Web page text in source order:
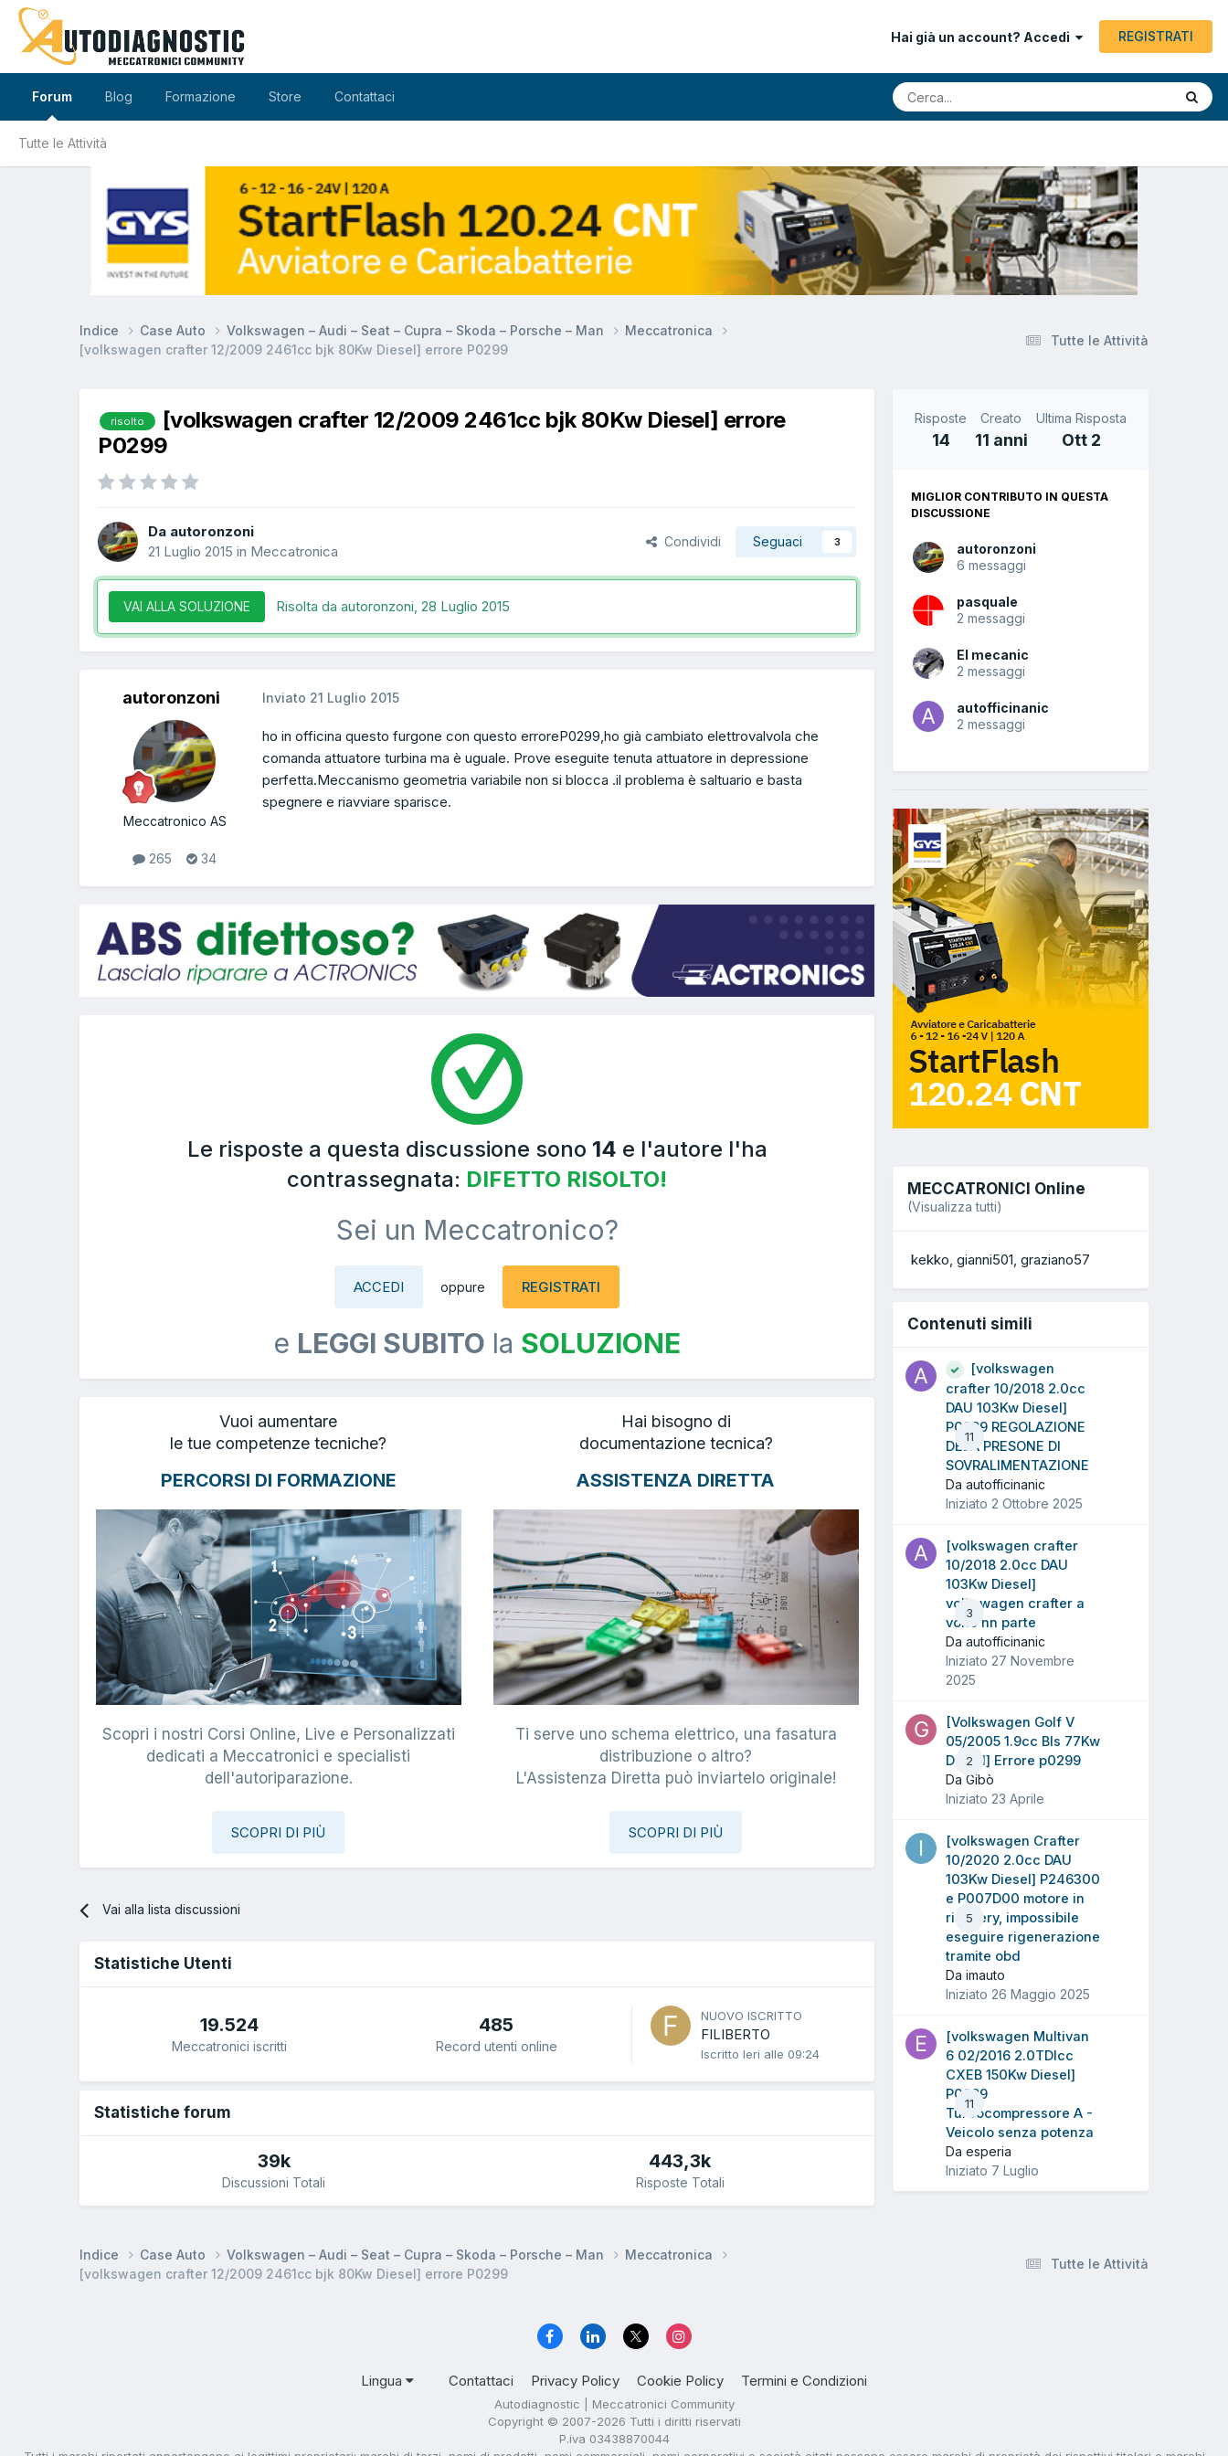
Hai già un account? Accedi REGISTRATI
Forum
Tutte le Attività
Blog Formazione Store Contattaci
Tutte le Attività
Indice Case Auto Volkswagen – Audi – Seat – Cupra – Skoda – Porsche – Man
Meccatronica
[volkswagen crafter 12/2009 2461cc bjk 80Kw Diesel] errore P0299
risolto
[volkswagen crafter 12/2009 2461cc bjk 80Kw Diesel] errore
P0299
Da autoronzoni
21 Luglio 2015 in Meccatronica
Condividi Seguaci 3
VAI ALLA SOLUZIONE Risolta da autoronzoni, 28 Luglio 2015
autoronzoni
Meccatronico AS
265 34
Inviato 21 Luglio 2015
ho in officina questo furgone con questo erroreP0299,ho già cambiato elettrovalvola che
comanda attuatore turbina ma è uguale. Prove eseguite tenuta attuatore in depressione
perfetta.Meccanismo geometria variabile non si blocca .il problema è saltuario e basta
spegnere e riavviare sparisce.
Le risposte a questa discussione sono 14 e l'autore l'ha
contrassegnata: DIFETTO RISOLTO!
Sei un Meccatronico?
ACCEDI oppure REGISTRATI
e LEGGI SUBITO la SOLUZIONE
Vuoi aumentare
le tue competenze tecniche?
PERCORSI DI FORMAZIONE
Scopri i nostri Corsi Online, Live e Personalizzati
dedicati a Meccatronici e specialisti
dell'autoriparazione.
SCOPRI DI PIÙ
Hai bisogno di
documentazione tecnica?
ASSISTENZA DIRETTA
Ti serve uno schema elettrico, una fasatura
distribuzione o altro?
L'Assistenza Diretta può inviartelo originale!
SCOPRI DI PIÙ
Vai alla lista discussioni
Statistiche Utenti
19.524
Meccatronici iscritti
485
Record utenti online
NUOVO ISCRITTO
FILIBERTO
Iscritto Ieri alle 09:24
Statistiche forum
39k
Discussioni Totali
443,3k
Risposte Totali
Risposte
14
Creato
11 anni
Ultima Risposta
Ott 2
MIGLIOR CONTRIBUTO IN QUESTA
DISCUSSIONE
autoronzoni
6 messaggi
pasquale
2 messaggi
El mecanic
2 messaggi
autofficinanic
2 messaggi
MECCATRONICI Online
(Visualizza tutti)
kekko gianni501 graziano57
Contenuti simili
11
[volkswagen
crafter 10/2018 2.0cc
DAU 103Kw Diesel]
P0299 REGOLAZIONE
DELA PRESONE DI
SOVRALIMENTAZIONE
Da autofficinanic
Iniziato 2 Ottobre 2025
3
[volkswagen crafter
10/2018 2.0cc DAU
103Kw Diesel]
volkswagen crafter a
volte nn parte
Da autofficinanic
Iniziato 27 Novembre
2025
2
[Volkswagen Golf V
05/2005 1.9cc Bls 77Kw
Diesel] Errore p0299
Da Gibò
Iniziato 23 Aprile
5
[volkswagen Crafter
10/2020 2.0cc DAU
103Kw Diesel] P246300
e P007D00 motore in
ricovery, impossibile
eseguire rigenerazione
tramite obd
Da imauto
Iniziato 26 Maggio 2025
11
[volkswagen Multivan
6 02/2016 2.0TDIcc
CXEB 150Kw Diesel]
P0299
Turbocompressore A -
Veicolo senza potenza
Da esperia
Iniziato 7 Luglio
Tutte le Attività
Indice Case Auto Volkswagen – Audi – Seat – Cupra – Skoda – Porsche – Man
Meccatronica
[volkswagen crafter 12/2009 2461cc bjk 80Kw Diesel] errore P0299
Lingua Contattaci Privacy Policy Cookie Policy Termini e Condizioni
Autodiagnostic | Meccatronici Community
Copyright © 2007-2026 Tutti i diritti riservati
P.iva 03438870044